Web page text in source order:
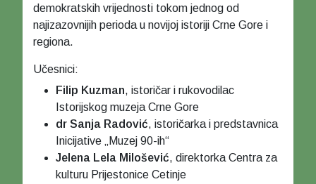
demokratskih vrijednosti tokom jednog od
najizazovnijih perioda u novijoj istoriji Crne Gore i
regiona.
Učesnici:
Filip Kuzman, istoričar i rukovodilac
Istorijskog muzeja Crne Gore
dr Sanja Radović, istoričarka i predstavnica
Inicijative „Muzej 90-ih“
Jelena Lela Milošević, direktorka Centra za
kulturu Prijestonice Cetinje